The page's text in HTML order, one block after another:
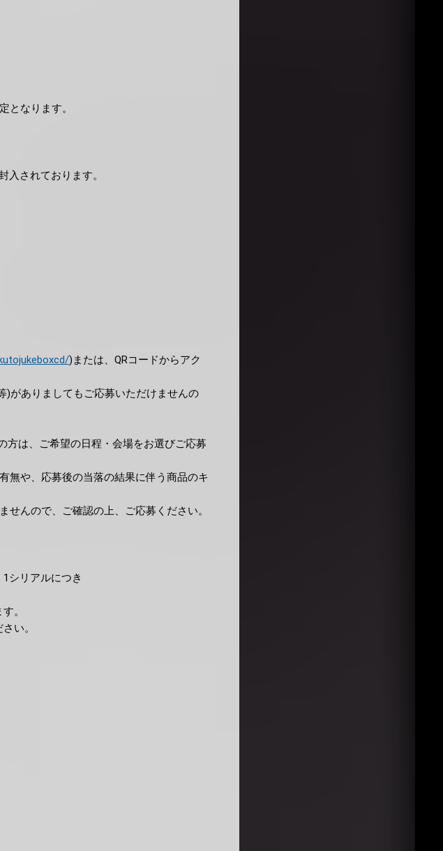
となります。
入されております。
)または、QRコードからアク
)がありましてもご応募いただけませんの
方は、ご希望の日程・会場をお選びご応募
無や、応募後の当落の結果に伴う商品のキ
んので、ご確認の上、ご応募ください。
シリアルにつき
。
い。